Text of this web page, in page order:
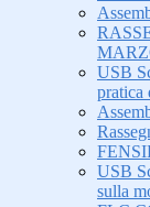
USB
pratica
USB
sulla